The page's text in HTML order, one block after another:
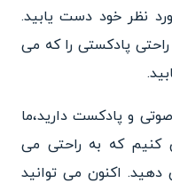
نظر خود دست یابید.
پادکستی را که می
و پادکست دارید،ما
کنیم که به راحتی می
اکنون می توانید